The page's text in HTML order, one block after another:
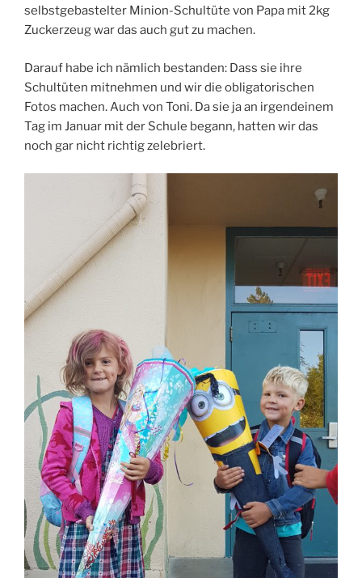
selbstgebastelter Minion-Schultüte von Papa mit 2kg
Zuckerzeug war das auch gut zu machen.
Darauf habe ich nämlich bestanden: Dass sie ihre
Schultüten mitnehmen und wir die obligatorischen
Fotos machen. Auch von Toni. Da sie ja an irgendeinem
Tag im Januar mit der Schule begann, hatten wir das
noch gar nicht richtig zelebriert.